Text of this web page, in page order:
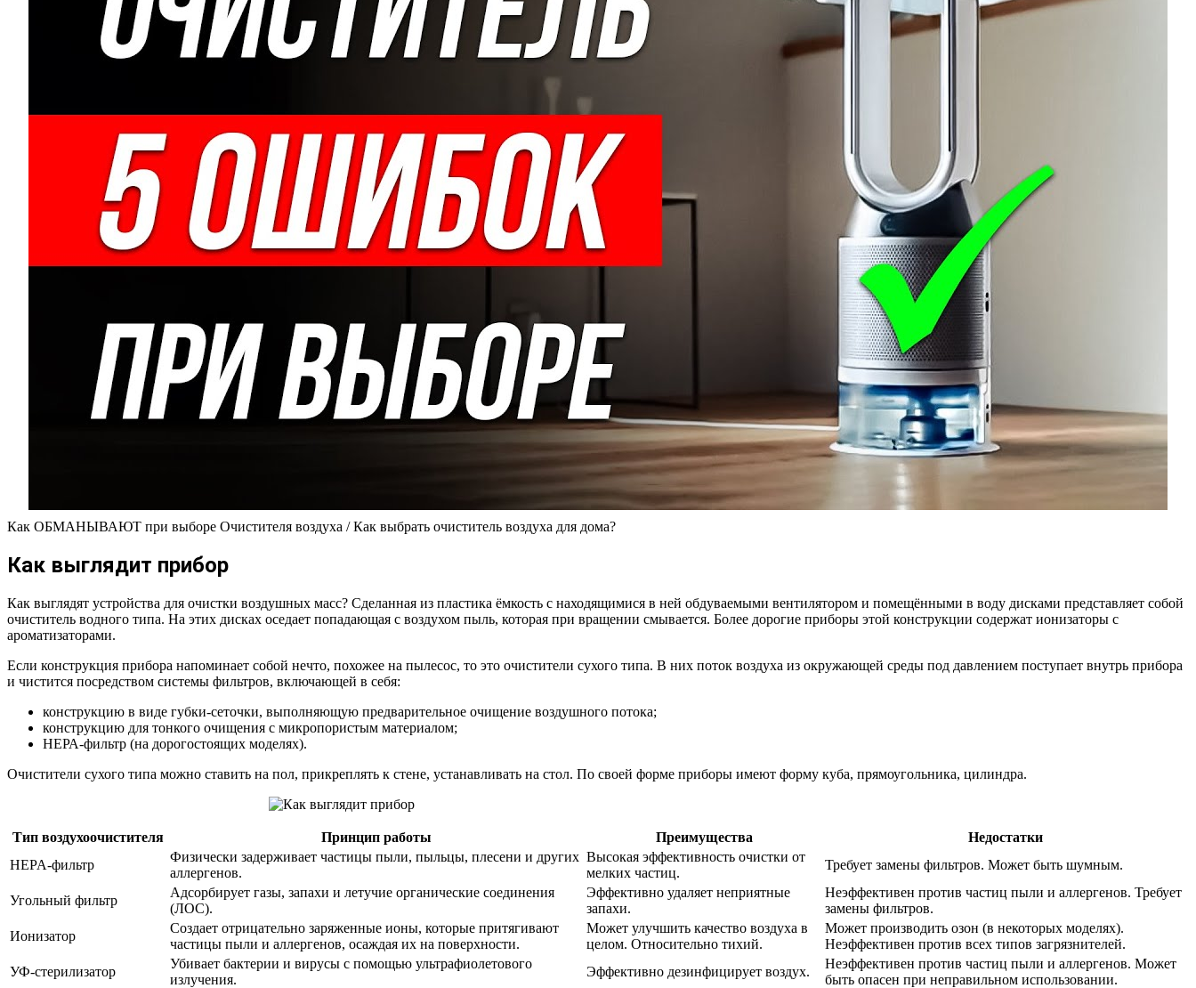
Как ОБМАНЫВАЮТ при выборе Очистителя воздуха / Как выбрать очиститель воздуха для дома?
Как выглядит прибор
Как выглядят устройства для очистки воздушных масс? Сделанная из пластика ёмкость с находящимися в ней обдуваемыми вентилятором и помещёнными в воду дисками представляет собой
очиститель водного типа. На этих дисках оседает попадающая с воздухом пыль, которая при вращении смывается. Более дорогие приборы этой конструкции содержат ионизаторы с
ароматизаторами.
Если конструкция прибора напоминает собой нечто, похожее на пылесос, то это очистители сухого типа. В них поток воздуха из окружающей среды под давлением поступает внутрь прибора
и чистится посредством системы фильтров, включающей в себя:
конструкцию в виде губки-сеточки, выполняющую предварительное очищение воздушного потока;
конструкцию для тонкого очищения с микропористым материалом;
НЕРА-фильтр (на дорогостоящих моделях).
Очистители сухого типа можно ставить на пол, прикреплять к стене, устанавливать на стол. По своей форме приборы имеют форму куба, прямоугольника, цилиндра.
Тип воздухоочистителя Принцип работы Преимущества
Недостатки
HEPA-фильтр
Физически задерживает частицы пыли, пыльцы, плесени и других
аллергенов.
Высокая эффективность очистки от
мелких частиц.
Требует замены фильтров. Может быть шумным.
Угольный фильтр
Адсорбирует газы, запахи и летучие органические соединения
(ЛОС).
Эффективно удаляет неприятные
запахи.
Неэффективен против частиц пыли и аллергенов. Требует
замены фильтров.
Ионизатор
Создает отрицательно заряженные ионы, которые притягивают
частицы пыли и аллергенов, осаждая их на поверхности.
Может улучшить качество воздуха в
целом. Относительно тихий.
Может производить озон (в некоторых моделях).
Неэффективен против всех типов загрязнителей.
УФ-стерилизатор
Убивает бактерии и вирусы с помощью ультрафиолетового
излучения.
Эффективно дезинфицирует воздух.
Неэффективен против частиц пыли и аллергенов. Может
быть опасен при неправильном использовании.